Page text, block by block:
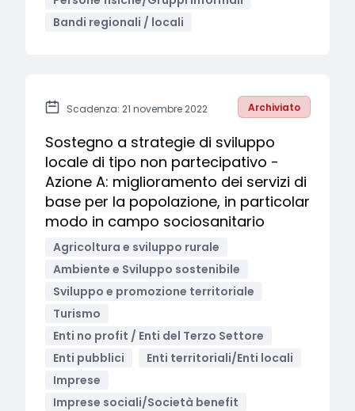
Bandi regionali / locali
Scadenza: 21 novembre 2022 Archiviato
Sostegno a strategie di sviluppo
locale di tipo non partecipativo -
Azione A: miglioramento dei servizi di
base per la popolazione, in particolar
modo in campo sociosanitario
Agricoltura e sviluppo rurale
Ambiente e Sviluppo sostenibile
Sviluppo e promozione territoriale
Turismo
Enti no profit / Enti del Terzo Settore
Enti pubblici
Enti territoriali/Enti locali
Imprese
Imprese sociali/Società benefit